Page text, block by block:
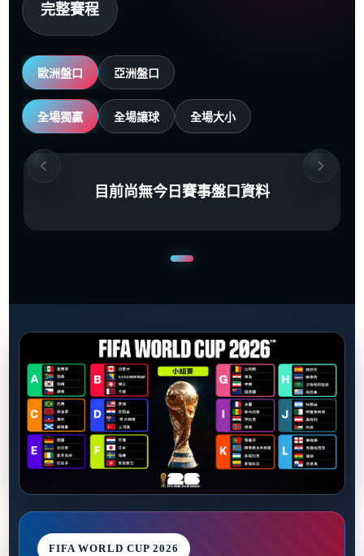
完整賽程
歐洲盤口 亞洲盤口
全場獨贏 全場讓球 全場大小
目前尚無今日賽事盤口資料
FIFA WORLD CUP 2026